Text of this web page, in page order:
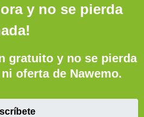
y no se pierda
gratuito y no se pierda
oferta de Nawemo.